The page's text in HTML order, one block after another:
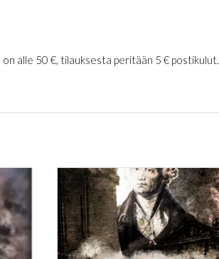
alle 50 €, tilauksesta peritään 5 € postikulut.